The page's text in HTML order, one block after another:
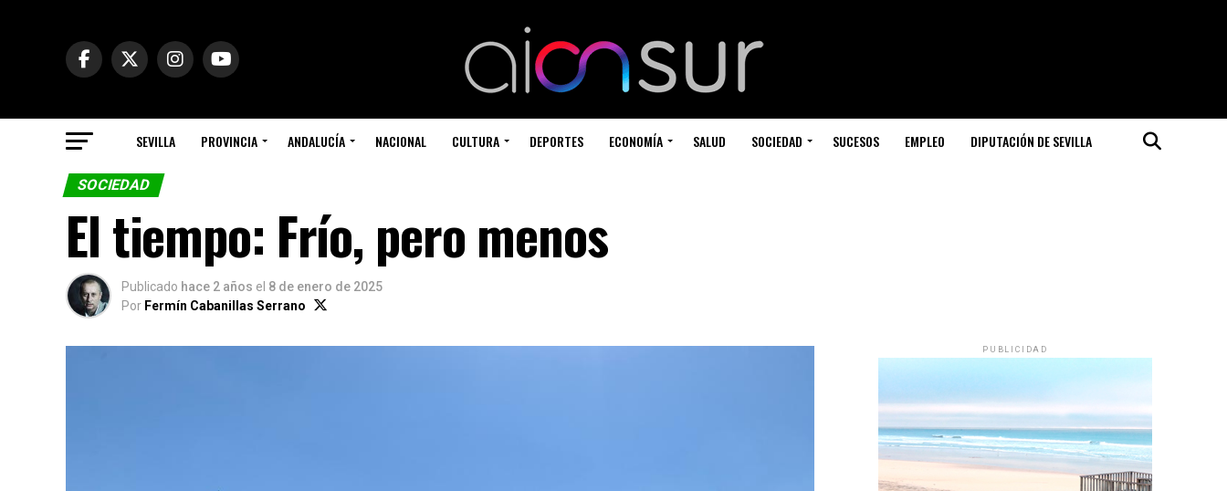
SEVILLA PROVINCIA ANDALUCÍA NACIONAL CULTURA DEPORTES ECONOMÍA SALUD SOCIEDAD SUCESOS EMPLEO DIPUTACIÓN DE SEVILLA
SOCIEDAD
El tiempo: Frío, pero menos
Publicado hace 2 años el 8 de enero de 2025
Por Fermín Cabanillas Serrano
PUBLICIDAD